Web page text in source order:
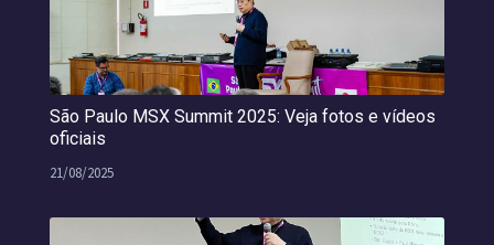
São Paulo MSX Summit 2025: Veja fotos e vídeos
oficiais
21/08/2025